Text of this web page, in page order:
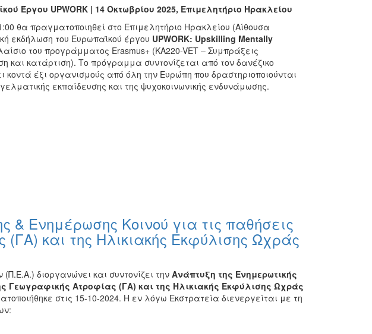
Έργου UPWORK| 14 Οκτωβρίου 2025, Επιμελητήριο Ηρακλείου
θα πραγματοποιηθεί στο Επιμελητήριο Ηρακλείου (Αίθουσα
εκδήλωση του Ευρωπαϊκού έργου UPWORK: Upskilling Mentally
του προγράμματος Erasmus+ (KA220-VET – Συμπράξεις
και κατάρτιση). Το πρόγραμμα συντονίζεται από τον δανέζικο
κοντά έξι οργανισμούς από όλη την Ευρώπη που δραστηριοποιούνται
εκπαίδευσης και της ψυχοκοινωνικής ενδυνάμωσης.
& Ενημέρωσης Κοινού για τις παθήσεις
και της Ηλικιακής Εκφύλισης Ωχράς
διοργανώνει και συντονίζει τηνΑνάπτυξη της Ενημερωτικής
Γεωγραφικής Ατροφίας (ΓΑ) και της Ηλικιακής Εκφύλισης Ωχράς
στις 15-10-2024. Η εν λόγω Εκστρατεία διενεργείται με τη